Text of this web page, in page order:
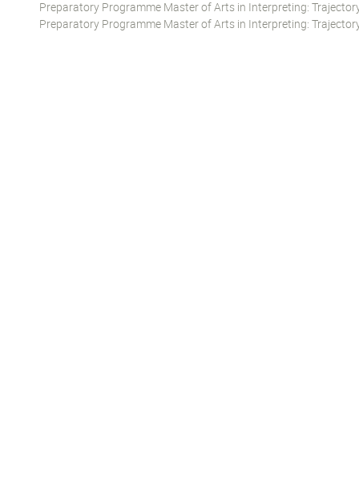
Preparatory Programme Master of Arts in Interpreting:
Preparatory Programme Master of Arts in Interpreting: